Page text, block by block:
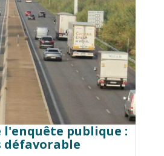
l'enquête publique :
défavorable